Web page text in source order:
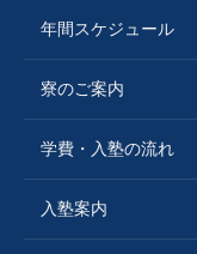
年間スケジュール
寮のご案内
学費・入塾の流れ
入塾案内